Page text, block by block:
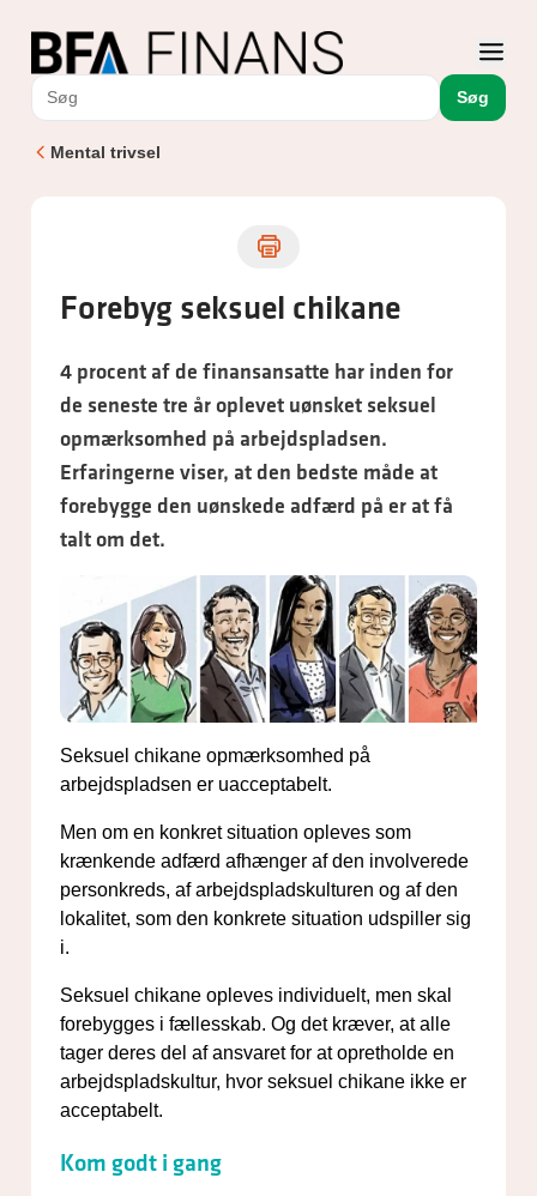
Søg
Mental trivsel
Forebyg seksuel chikane
4 procent af de finansansatte har inden for
de seneste tre år oplevet uønsket seksuel
opmærksomhed på arbejdspladsen.
Erfaringerne viser, at den bedste måde at
forebygge den uønskede adfærd på er at få
talt om det.
Seksuel chikane opmærksomhed på
arbejdspladsen er uacceptabelt.
Men om en konkret situation opleves som
krænkende adfærd afhænger af den involverede
personkreds, af arbejdspladskulturen og af den
lokalitet, som den konkrete situation udspiller sig
i.
Seksuel chikane opleves individuelt, men skal
forebygges i fællesskab. Og det kræver, at alle
tager deres del af ansvaret for at opretholde en
arbejdspladskultur, hvor seksuel chikane ikke er
acceptabelt.
Kom godt i gang